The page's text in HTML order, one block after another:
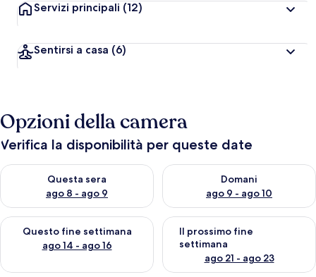
Servizi principali (12)
Sentirsi a casa (6)
Opzioni della camera
Verifica la disponibilità per queste date
Questa sera
ago 8 - ago 9
Verifica la disponibilità per questa sera, ago 8 - ago 9
Domani
ago 9 - ago 10
Verifica la disponibilità per
Questo fine settimana
ago 14 - ago 16
Verifica la disponibilità per questo fine settimana, ago 14 -
Il prossimo fine
settimana
ago 21 - ago 23
Verifica la disponibilità per il